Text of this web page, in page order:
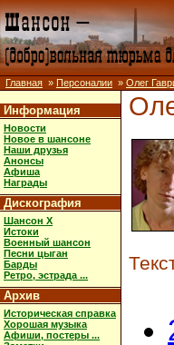
Главная » Персоналии » Олег
Информация
Новости
Новое в шансоне
Наши друзья
Анонсы
Афиша
Награды
Дискография
Шансон X
Истоки
Военный шансон
Песни цыган
Барды
Ретро, эстрада ...
Архив
Историческая справка
Хорошая музыка
Афиши, постеры ...